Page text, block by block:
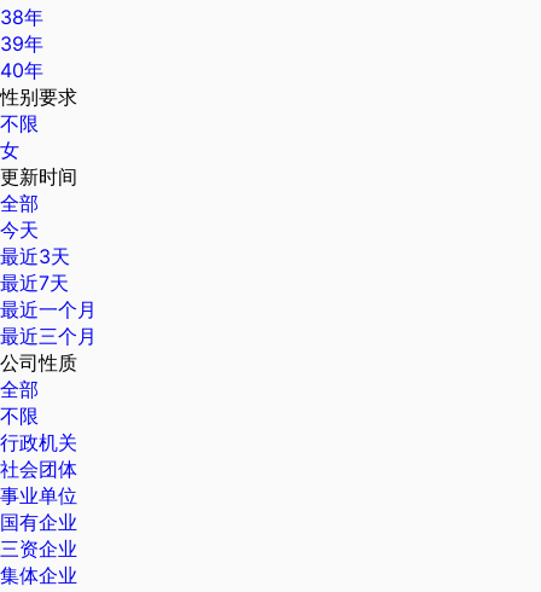
38年
39年
40年
性别要求
不限
女
更新时间
全部
今天
最近3天
最近7天
最近一个月
最近三个月
公司性质
全部
不限
行政机关
社会团体
事业单位
国有企业
三资企业
集体企业